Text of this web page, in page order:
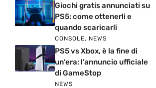
Giochi gratis annunciati su
PS5: come ottenerli e
quando scaricarli
CONSOLE, NEWS
PS5 vs Xbox, è la fine di
un’era: l’annuncio ufficiale
di GameStop
NEWS